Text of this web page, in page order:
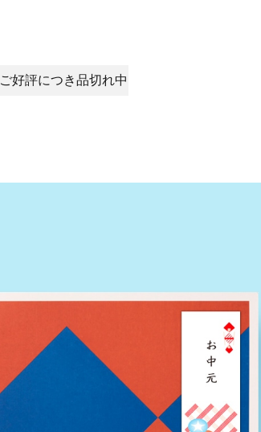
ご好評につき品切れ中